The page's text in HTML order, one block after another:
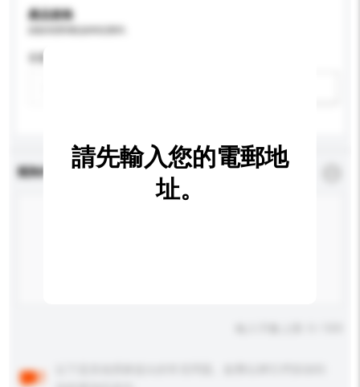
產品規格
查詢內容 * 必須填寫
請先輸入您的電郵地
址。